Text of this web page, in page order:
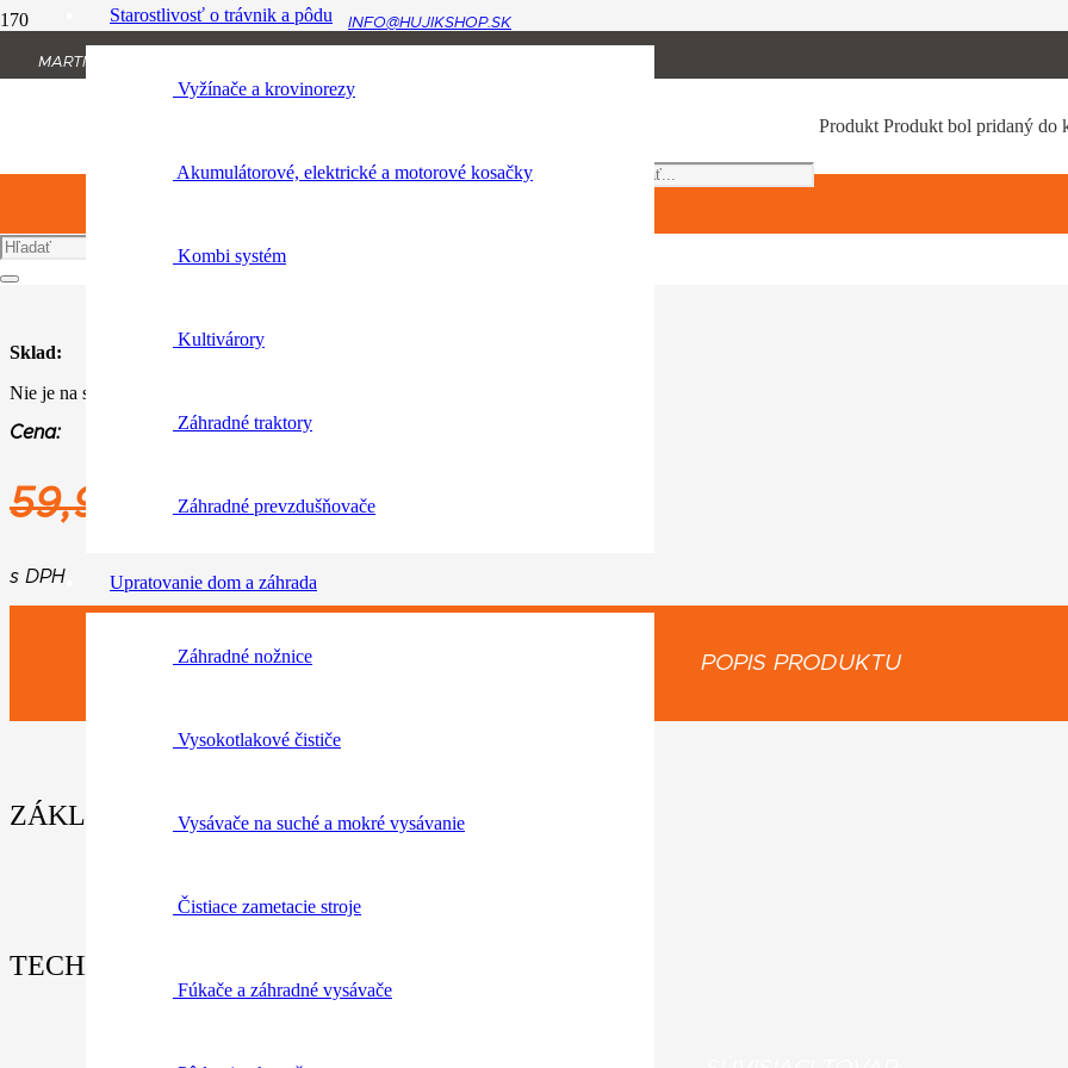
MARTINA RÁZUSA 1134/13, 010 01 ŽILINA
INFO@HUJIKSHOP.SK
+421 904 954 064 Products
search
Produkt Produkt bol pridaný do
Starostlivosť o trávnik a pôdu
Vyžínače a krovinorezy
Akumulátorové, elektrické a motorové kosačky
Kombi systém
Kultivárory
Záhradné traktory
Záhradné prevzdušňovače
Upratovanie dom a záhrada
Záhradné nožnice
Vysokotlakové čističe
Vysávače na suché a mokré vysávanie
Čistiace zametacie stroje
Fúkače a záhradné vysávače
Úvod
Produkt Variant
modrá
Katalógové číslo: 0420 600 03
Sklad:
Nie je na sklade
Cena:
59,90
Pôvodná
bola:
35,90€Aktuálna
je:
s DPH
POPIS PRODUKTU
ZÁKLADNÉ INFORMÁCIE / PARAMETRE:
TECHNICKÉ ÚDAJE: